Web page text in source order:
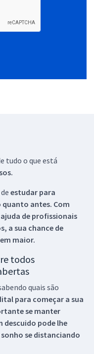
tudo o que está
estudar para
quanto antes. Com
de profissionais
a sua chance de
maior.
todos
quais são
para começar a sua
se manter
descuido pode lhe
se distanciando